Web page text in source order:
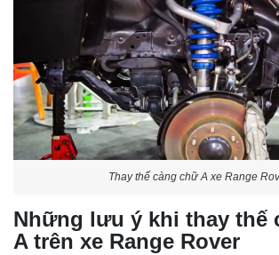
Thay thế càng chữ A xe Range
Những lưu ý khi thay thế
A trên xe Range Rover